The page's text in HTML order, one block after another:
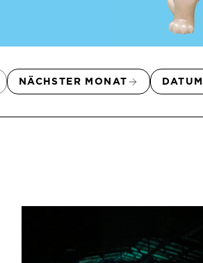
NÄCHSTER MONAT DATUM